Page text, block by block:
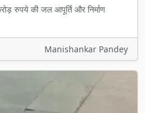
रुपये की जल आपूर्ति और निर्माण
Manishankar Pandey